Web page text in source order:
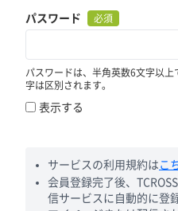
パスワード 必須
パスワードは、半角英数6文字以
字は区別されます。
表示する
サービスの利用規約は こ
会員登録完了後、
信サービスに自動的に登